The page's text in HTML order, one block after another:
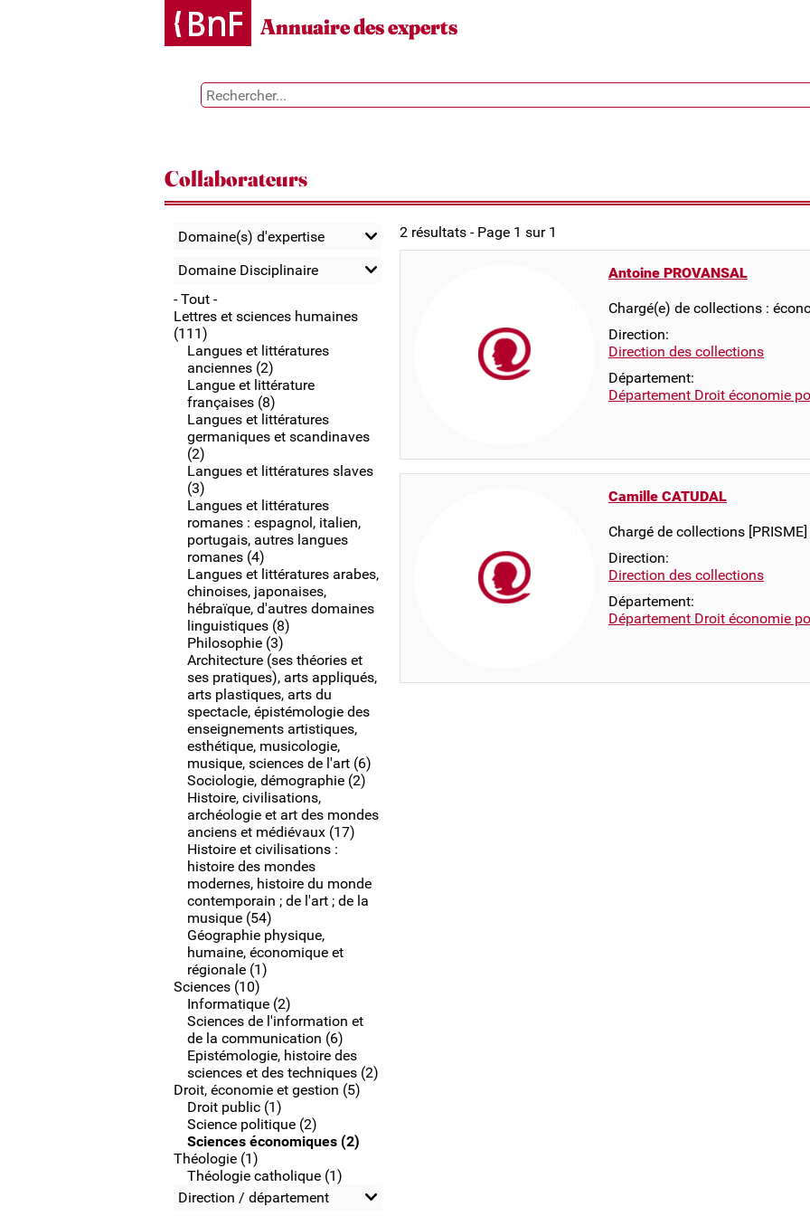
Annuaire des experts
Collaborateurs
Domaine(s) d'expertise
Domaine Disciplinaire
- Tout -
Lettres et sciences humaines
(111)
Langues et littératures
anciennes (2)
Langue et littérature
françaises (8)
Langues et littératures
germaniques et scandinaves
(2)
Langues et littératures slaves
(3)
Langues et littératures
romanes : espagnol, italien,
portugais, autres langues
romanes (4)
Langues et littératures arabes,
chinoises, japonaises,
hébraïque, d'autres domaines
linguistiques (8)
Philosophie (3)
Architecture (ses théories et
ses pratiques), arts appliqués,
arts plastiques, arts du
spectacle, épistémologie des
enseignements artistiques,
esthétique, musicologie,
musique, sciences de l'art (6)
Sociologie, démographie (2)
Histoire, civilisations,
archéologie et art des mondes
anciens et médiévaux (17)
Histoire et civilisations :
histoire des mondes
modernes, histoire du monde
contemporain ; de l'art ; de la
musique (54)
Géographie physique,
humaine, économique et
régionale (1)
Sciences (10)
Informatique (2)
Sciences de l'information et
de la communication (6)
Epistémologie, histoire des
sciences et des techniques (2)
Droit, économie et gestion (5)
Droit public (1)
Science politique (2)
Sciences économiques (2)
Théologie (1)
Théologie catholique (1)
Direction / département
2 résultats - Page 1 sur 1
Antoine PROVANSAL
Chargé(e) de collections :
Direction:
Direction des collections
Département:
Département Droit économie
Camille CATUDAL
Chargé de collections [PRISME]
Direction:
Direction des collections
Département:
Département Droit économie